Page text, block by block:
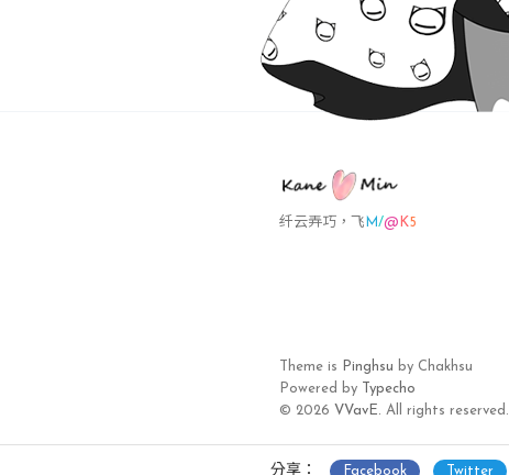
分享： Facebook Twitter
纤云弄`y4 N
Theme is Pinghsu by Chakhsu
Powered by
Typecho
© 2026 VVavE. All rights reserved.